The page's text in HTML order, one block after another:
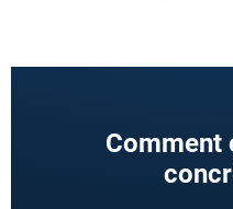
Comment